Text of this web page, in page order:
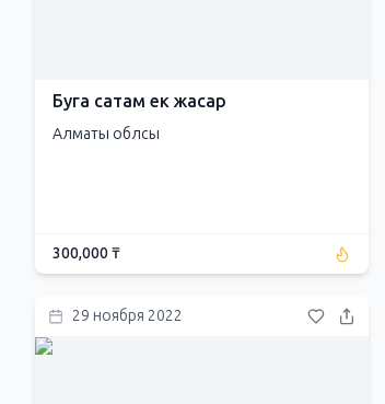
Буга сатам ек жасар
Алматы облсы
300,000 ₸
29 ноября 2022